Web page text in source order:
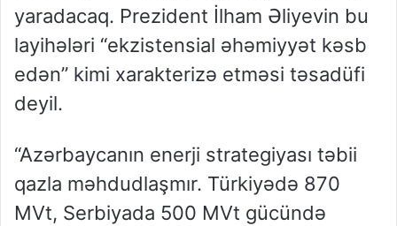
yaradacaq. Prezident İlham Əliyevin bu
layihələri “ekzistensial əhəmiyyət kəsb
edən” kimi xarakterizə etməsi təsadüfi
deyil.
“Azərbaycanın enerji strategiyası təbii
qazla məhdudlaşmır. Türkiyədə 870
MVt, Serbiyada 500 MVt gücündə